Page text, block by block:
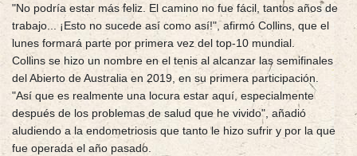
"No podría estar más feliz. El camino no fue fácil, tantos años de
trabajo... ¡Esto no sucede así como así!", afirmó Collins, que el
lunes formará parte por primera vez del top-10 mundial.
Collins se hizo un nombre en el tenis al alcanzar las semifinales
del Abierto de Australia en 2019, en su primera participación.
"Así que es realmente una locura estar aquí, especialmente
después de los problemas de salud que he vivido", añadió
aludiendo a la endometriosis que tanto le hizo sufrir y por la que
fue operada el año pasado.